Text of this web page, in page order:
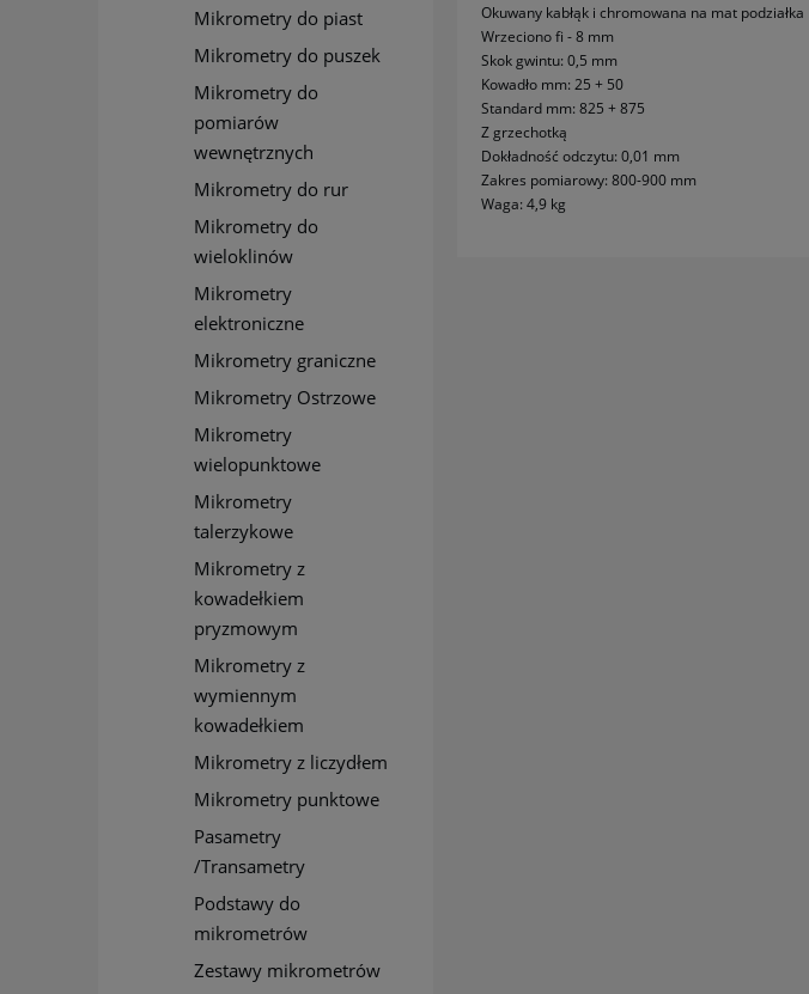
Mikrometry do piast
Mikrometry do puszek
Mikrometry do
pomiarów
wewnętrznych
Mikrometry do rur
Mikrometry do
wieloklinów
Mikrometry
elektroniczne
Mikrometry graniczne
Mikrometry Ostrzowe
Mikrometry
wielopunktowe
Mikrometry
talerzykowe
Mikrometry z
kowadełkiem
pryzmowym
Mikrometry z
wymiennym
kowadełkiem
Mikrometry z liczydłem
Mikrometry punktowe
Pasametry
/Transametry
Podstawy do
mikrometrów
Zestawy mikrometrów
Okuwany kabłąk i chromowana na mat podziałka
Wrzeciono fi - 8 mm
Skok gwintu: 0,5 mm
Kowadło mm: 25 + 50
Standard mm: 825 + 875
Z grzechotką
Dokładność odczytu: 0,01 mm
Zakres pomiarowy: 800-900 mm
Waga: 4,9 kg